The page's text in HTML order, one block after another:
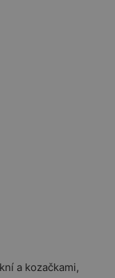
a kozačkami,